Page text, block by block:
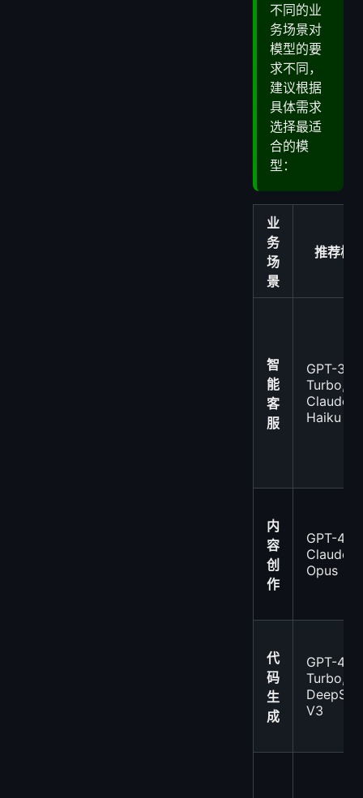
不同的业
务场景对
模型的要
求不同，
建议根据
具体需求
选择最适
合的模
型：
业
务
场
景
推荐模
智
能
客
服
GPT-3.5
Turbo,
Claude 3
Haiku
内
容
创
作
GPT-4o,
Claude 3
Opus
代
码
生
成
GPT-4
Turbo,
V3